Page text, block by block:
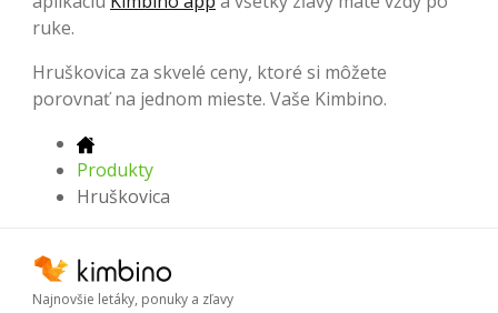
ruke.
Hruškovica za skvelé ceny, ktoré si môžete
porovnať na jednom mieste. Vaše Kimbino.
Produkty
Hruškovica
Najnovšie letáky, ponuky a zľavy